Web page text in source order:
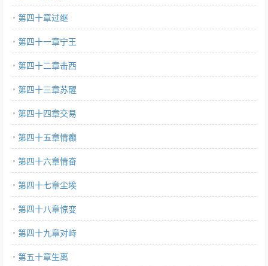
第四十章过继
第四十一章宁王
第四十二章击西
第四十三章苏醒
第四十四章交易
第四十五章情癫
第四十六章情奋
第四十七章尘埃
第四十八章惊变
第四十九章对峙
第五十章生离